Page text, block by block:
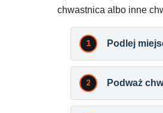
chwastnica albo inne
Podlej
Podważ